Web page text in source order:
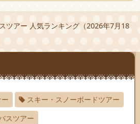
ツアー 人気ランキング（2026年7月18
スキー・スノーボードツアー
スツアー